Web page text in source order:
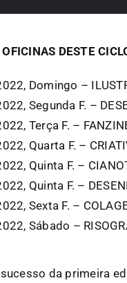
DESTE
Domingo –
Segunda F. –
Terça F. –
Quarta F. –
Quinta F. –
Quinta F. –
Sexta F. –
Sábado –
da primeira